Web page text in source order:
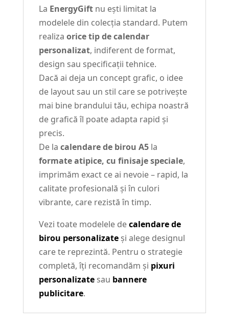
La EnergyGiftnu ești limitat la
modelele din colecția standard. Putem
realiza orice tip de calendar
personalizat, indiferent de format,
design sau specificații tehnice.
Dacă ai deja un concept grafic, o idee
de layout sau un stil care se potrivește
mai bine brandului tău, echipa noastră
de grafică îl poate adapta rapid și
precis.
De la calendare de birou A5la
formate atipice, cu finisaje speciale,
imprimăm exact ce ai nevoie – rapid, la
calitate profesională și în culori
vibrante, care rezistă în timp.
Vezi toate modelele decalendare de
birou personalizateși alege designul
care te reprezintă. Pentru o strategie
completă, îți recomandăm și pixuri
personalizatesau bannere
publicitare.